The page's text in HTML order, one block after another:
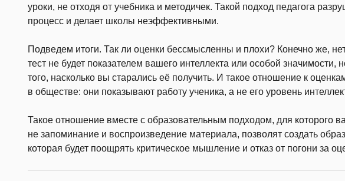
уроки, не отходя от учебника и методичек. Такой подход педагога
процесс и делает школы неэффективными.
Подведем итоги. Так ли оценки бессмысленны и плохи? Конечно же,
тест не будет показателем вашего интеллекта или особой значимости,
того, насколько вы старались её получить. И такое отношение к
в обществе: они показывают работу ученика, а не его уровень
Такое отношение вместе с образовательным подходом, для которого
не запоминание и воспроизведение материала, позволят создать
которая будет поощрять критическое мышление и отказ от погони за